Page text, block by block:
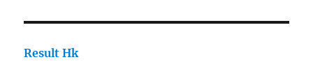
Result Hk